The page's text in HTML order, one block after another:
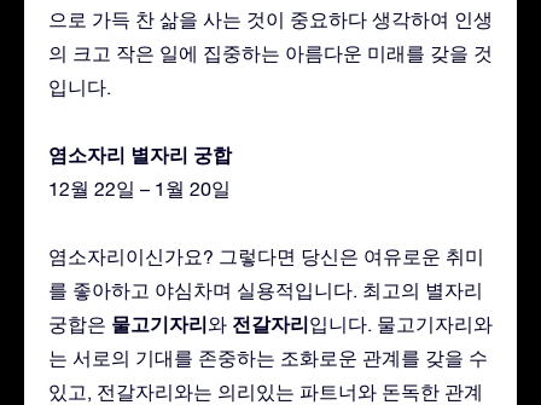
으로 가득 찬 삶을 사는 것이 중요하다 생각하여 인생
의 크고 작은 일에 집중하는 아름다운 미래를 갖을 것
입니다.
염소자리 별자리 궁합
12월 22일 – 1월 20일
염소자리이신가요? 그렇다면 당신은 여유로운 취미
를 좋아하고 야심차며 실용적입니다. 최고의 별자리
궁합은 물고기자리와 전갈자리입니다. 물고기자리와
는 서로의 기대를 존중하는 조화로운 관계를 갖을 수
있고, 전갈자리와는 의리있는 파트너와 돈독한 관계